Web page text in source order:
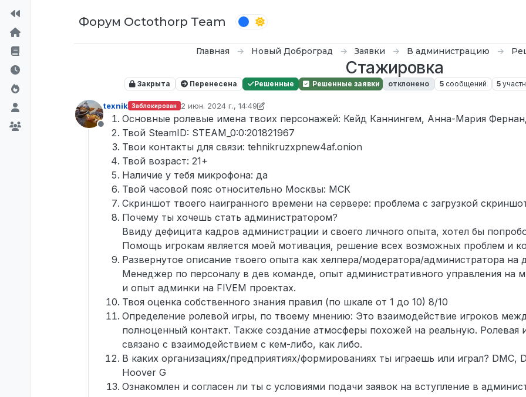
Форум Octothorp Team
Главная Новый Доброград Заявки В администрацию
Стажировка
Закрыта Перенесена Решенные Решенные заявки отклонено 5 сообщений 5
Не в сети
texnik Заблокирован 2 июн. 2024 г., 14:49
отредактировано Tekoy
Основные ролевые имена твоих персонажей: Кейд Каннингем, Анна-Мария
Твой SteamID: STEAM_0:0:201821967
Твои контакты для связи: tehnikruzxpnew4af.onion
Твой возраст: 21+
Наличие у тебя микрофона: да
Твой часовой пояс относительно Москвы: МСК
Скриншот твоего наигранного времени на сервере: проблема с загрузкой
Почему ты хочешь стать администратором?
Ввиду дефицита кадров администрации и своего личного опыта, хотел бы
Помощь игрокам является моей мотивация, решение всех возможных проблем и
Развернутое описание твоего опыта как хелпера/модератора/администратора на
Менеджер по персоналу в дев команде, опыт административного управления на
и опыт админки на FIVEM проектах.
Твоя оценка собственного знания правил (по шкале от 1 до 10) 8/10
Определение ролевой игры, по твоему мнению: Это взаимодействие игроков
полноценный контакт. Также создание атмосферы похожей на реальную. Ролевая
связано с взаимодействием с кем-либо, как либо.
В каких организациях/предприятиях/формированиях ты играешь или играл? DMC,
Hoover G
Ознакомлен и согласен ли ты с условиями подачи заявок на вступление в